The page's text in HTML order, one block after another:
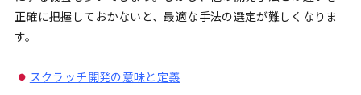
正確に把握しておかないと、最適な手法の選定が難しくなりま
す。
スクラッチ開発の意味と定義